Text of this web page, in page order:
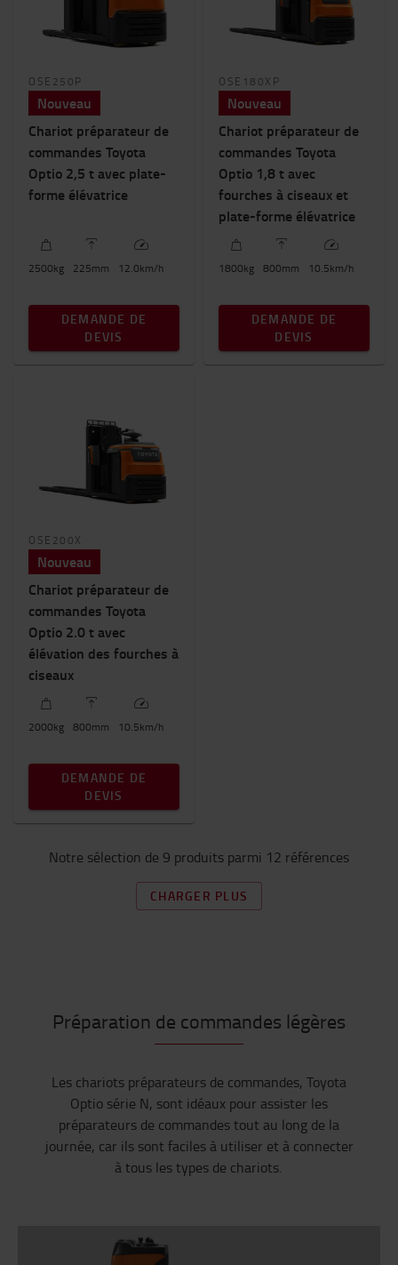
OSE250P
Nouveau
Chariot préparateur de
commandes Toyota
Optio 2,5 t avec plate-
forme élévatrice
2500kg 225mm 12.0km/h
DEMANDE DE
DEVIS
OSE180XP
Nouveau
Chariot préparateur de
commandes Toyota
Optio 1,8 t avec
fourches à ciseaux et
plate-forme élévatrice
1800kg 800mm 10.5km/h
DEMANDE DE
DEVIS
OSE200X
Nouveau
Chariot préparateur de
commandes Toyota
Optio 2.0 t avec
élévation des fourches à
ciseaux
2000kg 800mm 10.5km/h
DEMANDE DE
DEVIS
Notre sélection de 9 produits parmi 12 références
CHARGER PLUS
Préparation de commandes légères
Les chariots préparateurs de commandes, Toyota
Optio série N, sont idéaux pour assister les
préparateurs de commandes tout au long de la
journée, car ils sont faciles à utiliser et à connecter
à tous les types de chariots.